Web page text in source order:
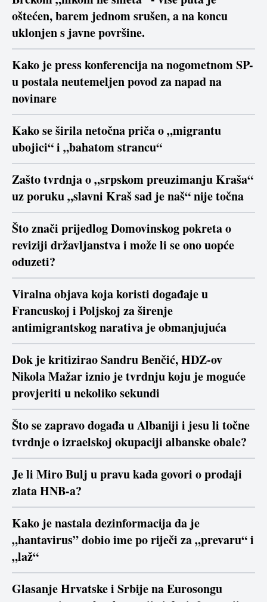
oštećen, barem jednom srušen, a na koncu
uklonjen s javne površine.
Kako je press konferencija na nogometnom SP-
u postala neutemeljen povod za napad na
novinare
Kako se širila netočna priča o „migrantu
ubojici“ i „bahatom strancu“
Zašto tvrdnja o „srpskom preuzimanju Kraša“
uz poruku „slavni Kraš sad je naš“ nije točna
Što znači prijedlog Domovinskog pokreta o
reviziji državljanstva i može li se ono uopće
oduzeti?
Viralna objava koja koristi događaje u
Francuskoj i Poljskoj za širenje
antimigrantskog narativa je obmanjujuća
Dok je kritizirao Sandru Benčić, HDZ-ov
Nikola Mažar iznio je tvrdnju koju je moguće
provjeriti u nekoliko sekundi
Što se zapravo događa u Albaniji i jesu li točne
tvrdnje o izraelskoj okupaciji albanske obale?
Je li Miro Bulj u pravu kada govori o prodaji
zlata HNB-a?
Kako je nastala dezinformacija da je
„hantavirus” dobio ime po riječi za „prevaru“ i
„laž“
Glasanje Hrvatske i Srbije na Eurosongu